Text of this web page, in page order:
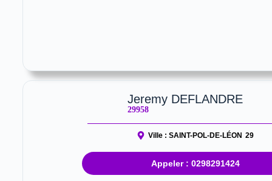
Jeremy DEFLANDRE
29958
Ville :SAINT-POL-DE-LÉON 29
Appeler : 0298291424